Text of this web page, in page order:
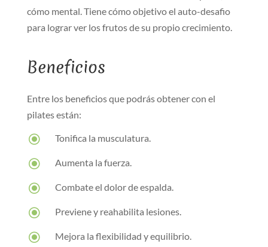
cómo mental. Tiene cómo objetivo el auto-desafio
para lograr ver los frutos de su propio crecimiento.
Beneficios
Entre los beneficios que podrás obtener con el
pilates están:
\ Tonifica la musculatura.
\ Aumenta la fuerza.
\ Combate el dolor de espalda.
\ Previene y reahabilita lesiones.
\ Mejora la flexibilidad y equilibrio.